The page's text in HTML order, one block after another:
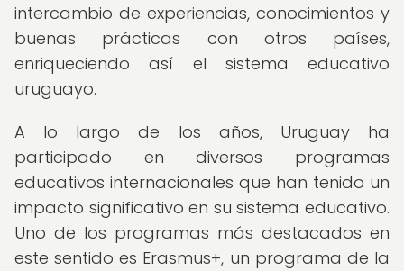
intercambio de experiencias, conocimientos y
buenas prácticas con otros países,
enriqueciendo así el sistema educativo
uruguayo.
A lo largo de los años, Uruguay ha
participado en diversos programas
educativos internacionales que han tenido un
impacto significativo en su sistema educativo.
Uno de los programas más destacados en
este sentido es Erasmus+, un programa de la